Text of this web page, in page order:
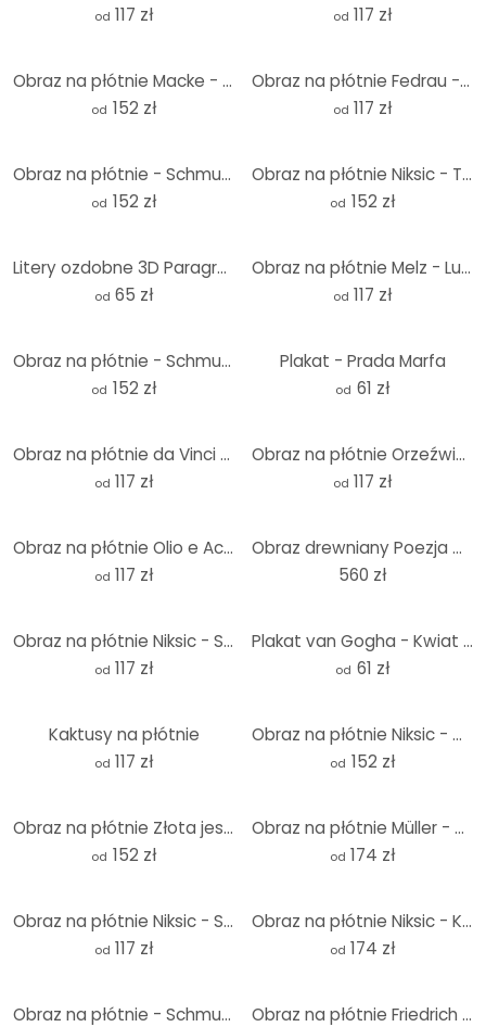
od 117 zł od 117 zł
Obraz na płótnie Macke - Dama w zielonym żakiecie
od 152 zł
Obraz na płótnie Fedrau - Visite
od 117 zł
Obraz na płótnie - Schmucker - Idealny dzień
od 152 zł
Obraz na płótnie Niksic - Tango
od 152 zł
Litery ozdobne 3D Paragraph
od 65 zł
Obraz na płótnie Melz - Ludzie 02
od 117 zł
Obraz na płótnie - Schmucker - Bądź wolny
od 152 zł
Plakat - Prada Marfa
od 61 zł
Obraz na płótnie da Vinci - Rysunek proporcji
od 117 zł
Obraz na płótnie Orzeźwiające owoce
od 117 zł
Obraz na płótnie Olio e Aceto
od 117 zł
Obraz drewniany Poezja mniszka lekarskiego - Panorama
560 zł
Obraz na płótnie Niksic - Spójność
od 117 zł
Plakat van Gogha - Kwiat migdałowca
od 61 zł
Kaktusy na płótnie
od 117 zł
Obraz na płótnie Niksic - W drodze w Afryce
od 152 zł
Obraz na płótnie Złota jesień
od 152 zł
Obraz na płótnie Müller - Drzewo klonowe - Panorama
od 174 zł
Obraz na płótnie Niksic - Sztuka Afryki
od 117 zł
Obraz na płótnie Niksic - Księżniczka kwiat - Panorama
od 174 zł
Obraz na płótnie - Schmucker - Twarze Obraz na płótnie Friedrich - The Watzmann